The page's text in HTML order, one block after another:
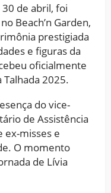
de abril, foi
Beach’n Garden,
prestigiada
e figuras da
oficialmente
Talhada 2025.
do vice-
de Assistência
ex-misses e
O momento
de Lívia